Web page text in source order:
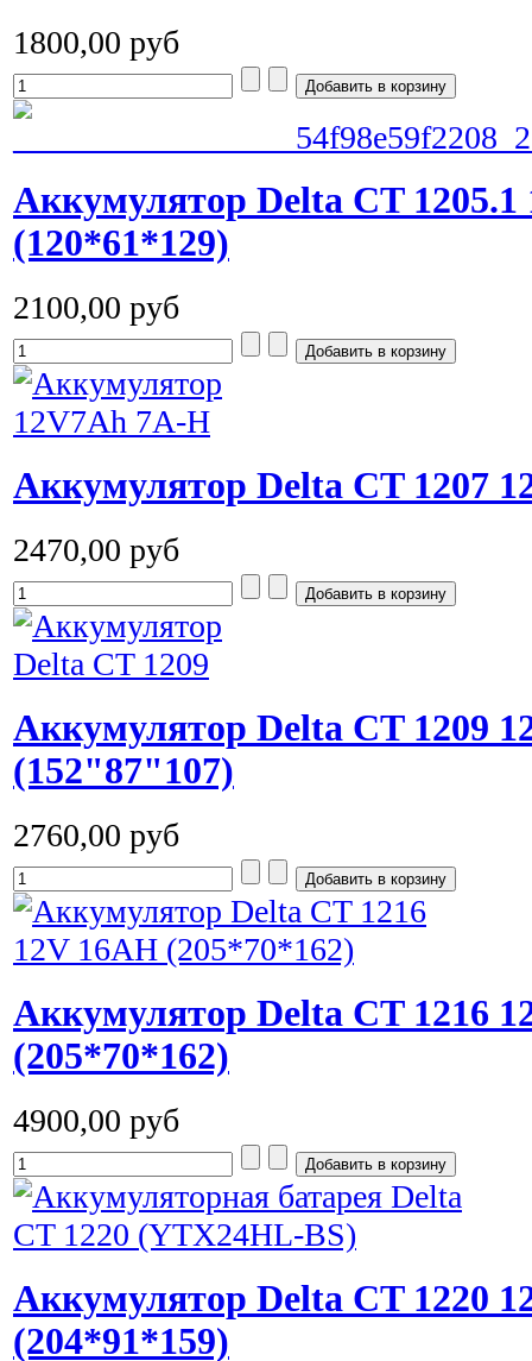
1800,00 руб
Аккумулятор Delta CT 1205.1
(120*61*129)
2100,00 руб
Аккумулятор Delta CT 1207
2470,00 руб
Аккумулятор Delta CT 1209
(152"87"107)
2760,00 руб
Аккумулятор Delta CT 1216
(205*70*162)
4900,00 руб
Аккумулятор Delta CT 1220
(204*91*159)